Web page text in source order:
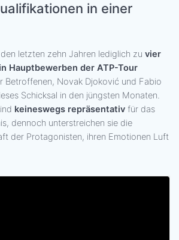
in einer
letzten zehn Jahren lediglich zu vier
Hauptbewerben der ATP-Tour
Betroffenen, Novak Djoković und Fabio
Schicksal in den jüngsten Monaten.
keineswegs repräsentativ für das
dennoch unterstreichen sie die
der Protagonisten, ihren Emotionen Luft